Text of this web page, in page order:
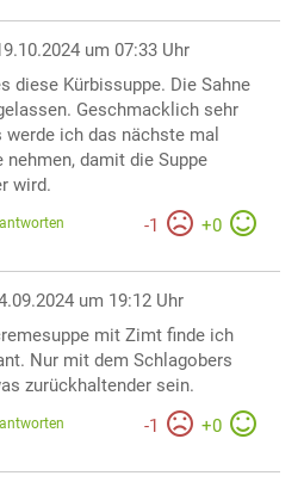
um 07:33 Uhr
diese Kürbissuppe. Die Sahne
Geschmacklich sehr
werde ich das nächste mal
nehmen, damit die Suppe
wird.
-1 +0
um 19:12 Uhr
mit Zimt finde ich
Nur mit dem Schlagobers
zurückhaltender sein.
-1 +0